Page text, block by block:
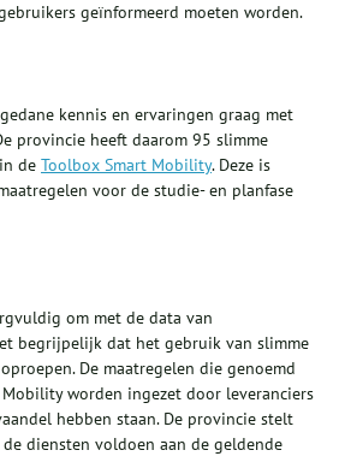
geïnformeerd moeten worden.
kennis en ervaringen graag met
provincie heeft daarom 95 slimme
de Toolbox Smart Mobility. Deze is
voor de studie- en planfase
om met de data van
begrijpelijk dat het gebruik van slimme
De maatregelen die genoemd
worden ingezet door leveranciers
hebben staan. De provincie stelt
diensten voldoen aan de geldende